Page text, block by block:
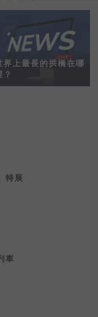
界上最長的拱橋在哪
？
特展
車